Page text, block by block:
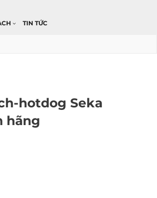
TIN TỨC
hotdog Seka
hãng